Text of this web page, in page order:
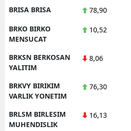
BRISA BRISA 78,90
BRKO BIRKO
MENSUCAT
10,52
BRKSN BERKOSAN
YALITIM
8,06
BRKVY BIRIKIM
VARLIK YONETIM
76,30
BRLSM BIRLESIM
MUHENDISLIK
16,13